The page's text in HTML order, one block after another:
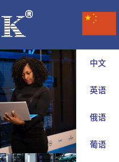
中文
英语
俄语
葡语